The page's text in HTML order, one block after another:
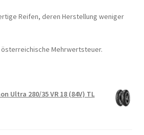
Reifen, deren Herstellung weniger
Mehrwertsteuer.
Ultra 280/35 VR 18 (84V) TL